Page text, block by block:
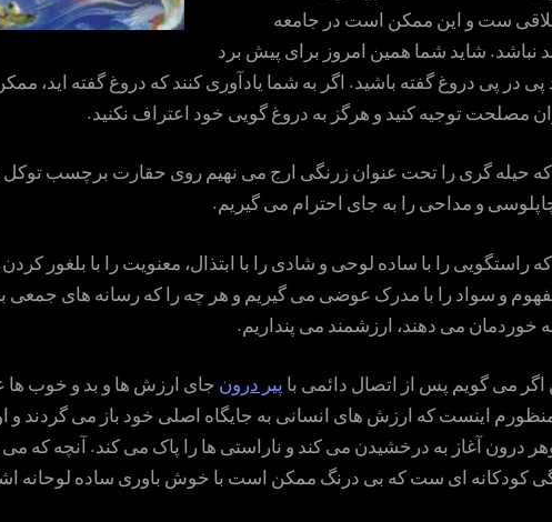
ست و این ممکن است در جامعه
نباشد. شاید شما همین امروز برای پیش برد
پی در پی دروغ گفته باشید. اگر به شما یادآوری کنند که دروغ گفته اید،
مصلحت توجیه کنید و هرگز به دروغ گویی خود اعتراف نکنید.
که حیله گری را تحت عنوان زرنگی ارج می نهیم روی حقارت برچسب
و مداحی را به جای احترام می گیریم.
راستگویی را با ساده لوحی و شادی را با ابتذال، معنویت را با بلغور
و سواد را با مدرک عوضی می گیریم و هر چه را که رسانه های جمعی
خوردمان می دهند، ارزشمند می پنداریم.
اگر می گویم پس از اتصال دائمی با پیر درون جای ارزش ها و بد و خوب
اینست که ارزش های انسانی به جایگاه اصلی خود باز می گردند و
درون آغاز به درخشیدن می کند و ناراستی ها را پاک می کند. آنچه که می
کودکانه ای ست که بی درنگ ممکن است با خوش باوری ساده لوحانه